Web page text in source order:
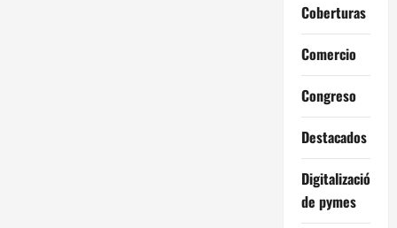
Coberturas
Comercio
Congreso
Destacados
Digitalización
de pymes